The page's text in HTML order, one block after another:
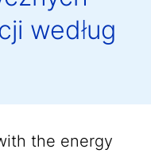
według
the energy